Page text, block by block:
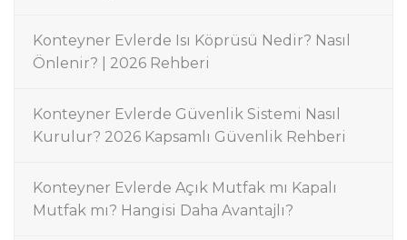
Konteyner Evlerde Isı Köprüsü Nedir? Nasıl
Önlenir? | 2026 Rehberi
Konteyner Evlerde Güvenlik Sistemi Nasıl
Kurulur? 2026 Kapsamlı Güvenlik Rehberi
Konteyner Evlerde Açık Mutfak mı Kapalı
Mutfak mı? Hangisi Daha Avantajlı?